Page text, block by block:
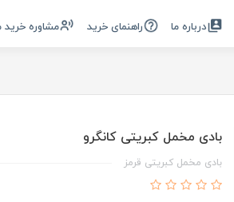
درباره ما راهنمای خرید مشاوره
بادی مخمل کبریتی کانگرو
بادی مخمل کبریتی قرمز